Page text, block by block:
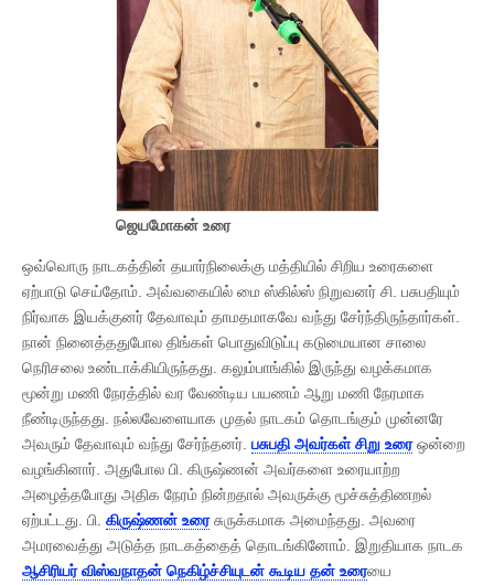
ஜெயமோகன் உரை
ஒவ்வொரு நாடகத்தின் தயார்நிலைக்கு மத்தியில் சிறிய உரைகளை
ஏற்பாடு செய்தோம். அவ்வகையில் மை ஸ்கில்ஸ் நிறுவனர் சி. பசுபதியும்
நிர்வாக இயக்குனர் தேவாவும் தாமதமாகவே வந்து சேர்ந்திருந்தார்கள்.
நான் நினைத்ததுபோல திங்கள் பொதுவிடுப்பு கடுமையான சாலை
நெரிசலை உண்டாக்கியிருந்தது. கலும்பாங்கில் இருந்து வழக்கமாக
மூன்று மணி நேரத்தில் வர வேண்டிய பயணம் ஆறு மணி நேரமாக
நீண்டிருந்தது. நல்லவேளையாக முதல் நாடகம் தொடங்கும் முன்னரே
அவரும் தேவாவும் வந்து சேர்ந்தனர். பசுபதி அவர்கள் சிறு உரைஒன்றை
வழங்கினார். அதுபோல பி. கிருஷ்ணன் அவர்களை உரையாற்ற
அழைத்தபோது அதிக நேரம் நின்றதால் அவருக்கு மூச்சுத்திணறல்
ஏற்பட்டது. பி. கிருஷ்ணன் உரைசுருக்கமாக அமைந்தது. அவரை
அமரவைத்து அடுத்த நாடகத்தைத் தொடங்கினோம். இறுதியாக நாடக
ஆசிரியர் விஸ்வநாதன் நெகிழ்ச்சியுடன் கூடிய தன் உரையை